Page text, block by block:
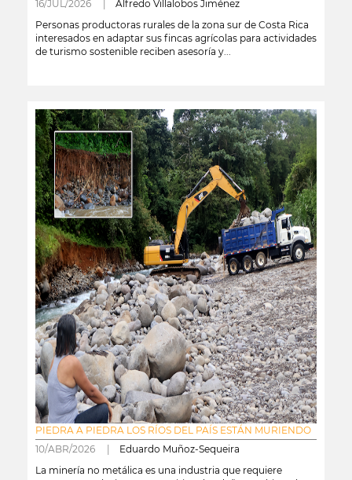
16/JUL/2026 | Alfredo Villalobos Jiménez
Personas productoras rurales de la zona sur de Costa Rica
interesados en adaptar sus fincas agrícolas para actividades
de turismo sostenible reciben asesoría y...
PIEDRA A PIEDRA LOS RÍOS DEL PAÍS ESTÁN MURIENDO
10/ABR/2026 | Eduardo Muñoz-Sequeira
La minería no metálica es una industria que requiere